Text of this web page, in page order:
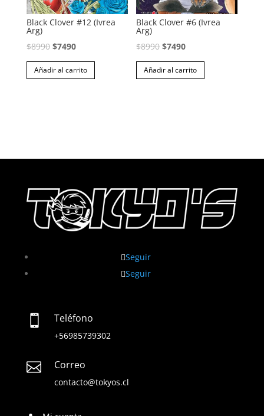
Black Clover #12 (Ivrea
Arg)
$8990 El
precio
original
$7490El
precio
actual
Añadir al carrito
Black Clover #6 (Ivrea
Arg)
$8990 El
precio
original
$7490El
precio
actual
Añadir al carrito
Seguir
Seguir
 Teléfono
+56985739302
 Correo
contacto@tokyos.cl